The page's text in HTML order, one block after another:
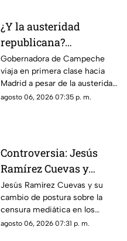
¿Y la austeridad
republicana?
Gobernadora Layda
Sansores viaja en
primera clase hacia
Madrid
Gobernadora de Campeche
viaja en primera clase hacia
Madrid a pesar de la austeridad
republicana.
agosto 06, 2026 07:35 p. m.
Controversia: Jesús
Ramírez Cuevas y
Censura a los Medios
de Comunicación
Jesús Ramírez Cuevas y su
cambio de postura sobre la
censura mediática en los
medios de comunicación.
agosto 06, 2026 07:31 p. m.